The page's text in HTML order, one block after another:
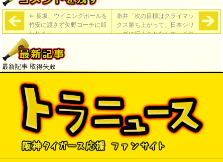
← 長坂、ウイニングボールを
竹安に渡さず矢野コーチに叩
かれるｗ
糸井「次の目標はクライマッ
クス勝ち上がって、日本シリ
ーズに行くことなんで、それ
最新記事 取得失敗